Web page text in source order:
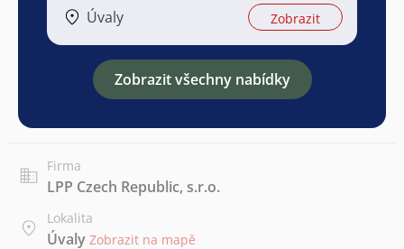
Úvaly Zobrazit
Zobrazit všechny nabídky
Firma
LPP Czech Republic, s.r.o.
Lokalita
Úvaly Zobrazit na mapě